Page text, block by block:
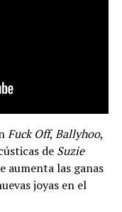
Fuck Off,Ballyhoo,
de Suzie
aumenta las ganas
joyas en el